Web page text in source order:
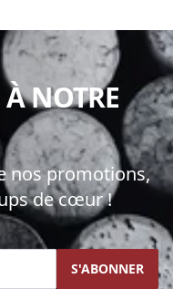
NOTRE
nos promotions,
de cœur !
S'ABONNER